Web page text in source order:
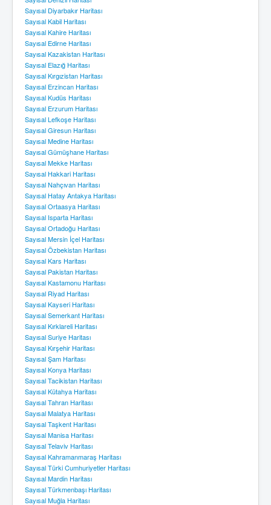
Sayısal Diyarbakır Haritası
Sayısal Kabil Haritası
Sayısal Kahire Haritası
Sayısal Edirne Haritası
Sayısal Kazakistan Haritası
Sayısal Elazığ Haritası
Sayısal Kırgızistan Haritası
Sayısal Erzincan Haritası
Sayısal Kudüs Haritası
Sayısal Erzurum Haritası
Sayısal Lefkoşe Haritası
Sayısal Giresun Haritası
Sayısal Medine Haritası
Sayısal Gümüşhane Haritası
Sayısal Mekke Haritası
Sayısal Hakkari Haritası
Sayısal Nahçıvan Haritası
Sayısal Hatay Antakya Haritası
Sayısal Ortaasya Haritası
Sayısal Isparta Haritası
Sayısal Ortadoğu Haritası
Sayısal Mersin İçel Haritası
Sayısal Özbekistan Haritası
Sayısal Kars Haritası
Sayısal Pakistan Haritası
Sayısal Kastamonu Haritası
Sayısal Riyad Haritası
Sayısal Kayseri Haritası
Sayısal Semerkant Haritası
Sayısal Kırklareli Haritası
Sayısal Suriye Haritası
Sayısal Kırşehir Haritası
Sayısal Şam Haritası
Sayısal Konya Haritası
Sayısal Tacikistan Haritası
Sayısal Kütahya Haritası
Sayısal Tahran Haritası
Sayısal Malatya Haritası
Sayısal Taşkent Haritası
Sayısal Manisa Haritası
Sayısal Telaviv Haritası
Sayısal Kahramanmaraş Haritası
Sayısal Türki Cumhuriyetler Haritası
Sayısal Mardin Haritası
Sayısal Türkmenbaşı Haritası
Sayısal Muğla Haritası